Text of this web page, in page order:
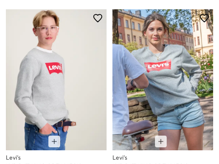
Levi's
Levi's